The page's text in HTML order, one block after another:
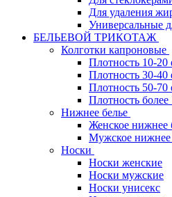
Для удаления
Универсальные
БЕЛЬЕВОЙ ТРИКОТАЖ
Колготки капроновые
Плотность 10-20
Плотность 30-40
Плотность 50-70
Плотность
Нижнее белье
Женское нижнее
Мужское нижнее
Носки
Носки женские
Носки мужские
Носки унисекс